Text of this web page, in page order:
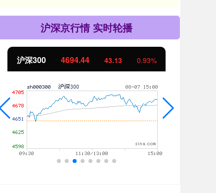
沪深京行情 实时轮播
北证50 1134.24 11.37 1.01%